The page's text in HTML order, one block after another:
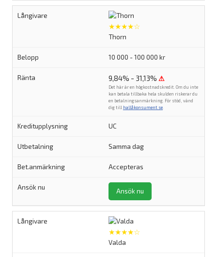
★★★★☆
Thorn
10 000 - 100 000 kr
9,84% - 31,13% ⚠
Det här är en högkostnadskredit. Om du inte
kan betala tillbaka hela skulden riskerar du
en betalningsanmärkning. För stöd, vänd
dig till hallåkonsument.se
UC
Samma dag
Accepteras
Ansök nu
★★★★☆
Valda